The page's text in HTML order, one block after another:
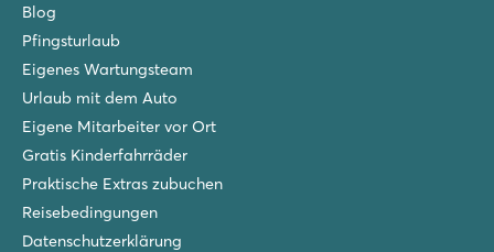
Blog
Pfingsturlaub
Eigenes Wartungsteam
Urlaub mit dem Auto
Eigene Mitarbeiter vor Ort
Gratis Kinderfahrräder
Praktische Extras zubuchen
Reisebedingungen
Datenschutzerklärung